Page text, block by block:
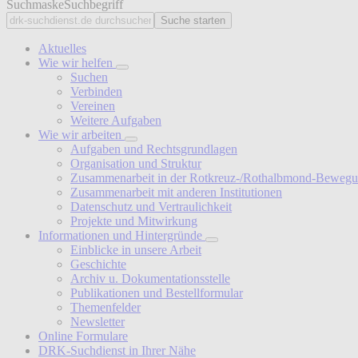
SuchmaskeSuchbegriff
Suche starten
Aktuelles
Wie wir helfen
Suchen
Verbinden
Vereinen
Weitere Aufgaben
Wie wir arbeiten
Aufgaben und Rechtsgrundlagen
Organisation und Struktur
Zusammenarbeit in der Rotkreuz-/Rothalbmond-
Zusammenarbeit mit anderen Institutionen
Datenschutz und Vertraulichkeit
Projekte und Mitwirkung
Informationen und Hintergründe
Einblicke in unsere Arbeit
Geschichte
Archiv u. Dokumentationsstelle
Publikationen und Bestellformular
Themenfelder
Newsletter
Online Formulare
DRK-Suchdienst in Ihrer Nähe